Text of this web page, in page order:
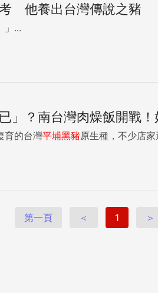
他養出台灣傳說之豬
」...
」？南台灣肉燥飯開戰
育的台灣平埔黑豬原生種，不少店
第一頁 ＜ 1 ＞